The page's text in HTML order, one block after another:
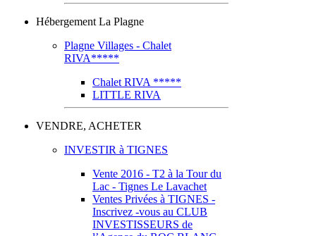
Hébergement La Plagne
Plagne Villages - Chalet
RIVA*****
Chalet RIVA *****
LITTLE RIVA
VENDRE, ACHETER
INVESTIR à TIGNES
Vente 2016 - T2 à la Tour du
Lac - Tignes Le Lavachet
Ventes Privées à TIGNES -
Inscrivez -vous au CLUB
INVESTISSEURS de